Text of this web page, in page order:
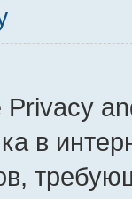
Privacy
в